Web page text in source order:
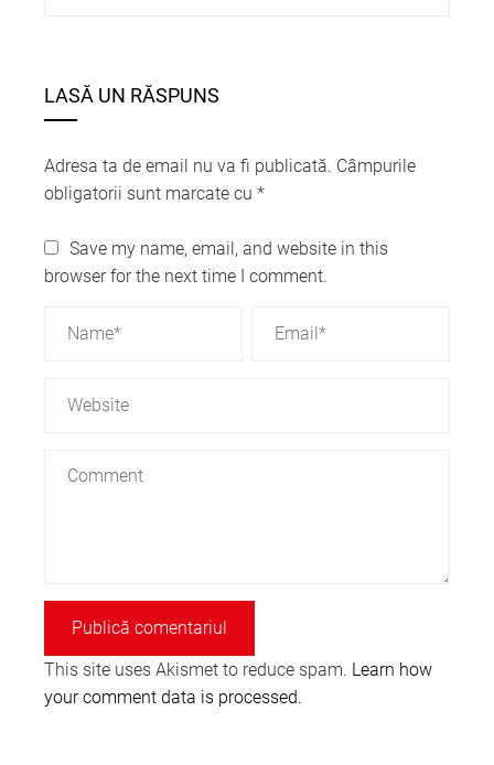
LASĂ UN RĂSPUNS
Adresa ta de email nu va fi publicată. Câmpurile
obligatorii sunt marcate cu *
Save my name, email, and website in this
browser for the next time I comment.
This site uses Akismet to reduce spam. Learn how
your comment data is processed.